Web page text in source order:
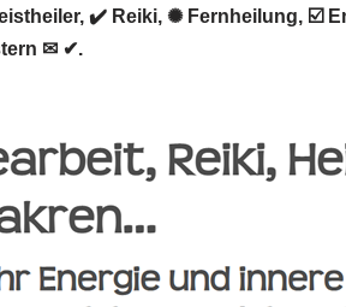
✔️ Reiki, ✺ Fernheilung, ☑️
✉ ✔.